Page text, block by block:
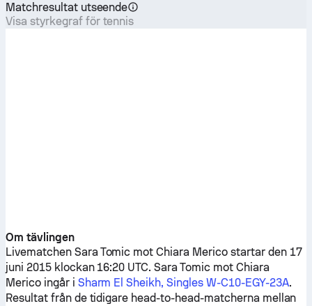
Matchresultat utseende
Visa styrkegraf för tennis
Om tävlingen
Livematchen Sara Tomic motChiara Mericostartar den 17
juni 2015 klockan 16:20 UTC.Sara Tomicmot Chiara
Mericoingår i Sharm El Sheikh, Singles W-C10-EGY-23A.
Resultat från de tidigare head-to-head-matcherna mellan